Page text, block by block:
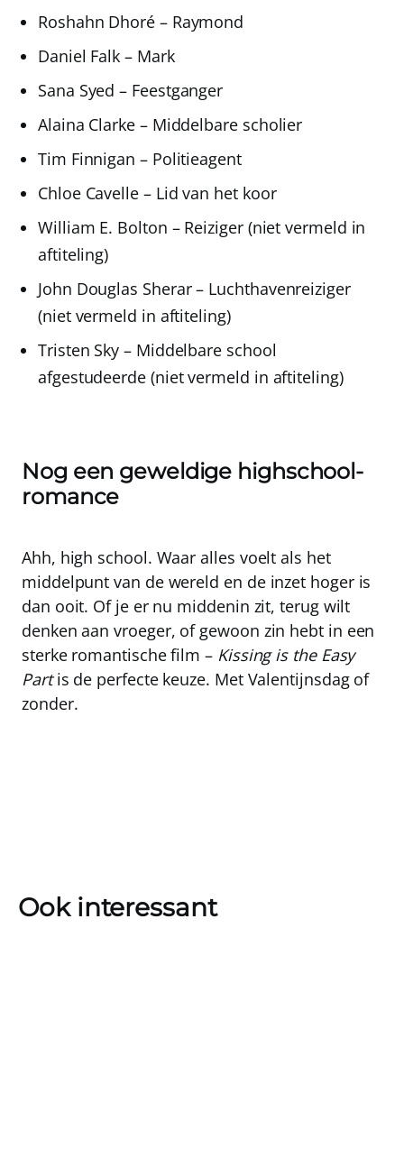
Roshahn Dhoré – Raymond
Daniel Falk – Mark
Sana Syed – Feestganger
Alaina Clarke – Middelbare scholier
Tim Finnigan – Politieagent
Chloe Cavelle – Lid van het koor
William E. Bolton – Reiziger (niet vermeld in
aftiteling)
John Douglas Sherar – Luchthavenreiziger
(niet vermeld in aftiteling)
Tristen Sky – Middelbare school
afgestudeerde (niet vermeld in aftiteling)
Nog een geweldige highschool-
romance
Ahh, high school. Waar alles voelt als het
middelpunt van de wereld en de inzet hoger is
dan ooit. Of je er nu middenin zit, terug wilt
denken aan vroeger, of gewoon zin hebt in een
sterke romantische film – Kissing is the Easy
Partis de perfecte keuze. Met Valentijnsdag of
zonder.
Ook interessant